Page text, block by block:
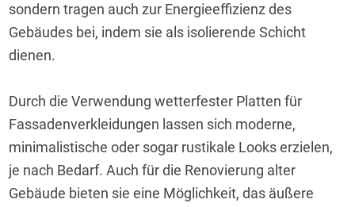
sondern tragen auch zur Energieeffizienz des
Gebäudes bei, indem sie als isolierende Schicht
dienen.
Durch die Verwendung wetterfester Platten für
Fassadenverkleidungen lassen sich moderne,
minimalistische oder sogar rustikale Looks erzielen,
je nach Bedarf. Auch für die Renovierung alter
Gebäude bieten sie eine Möglichkeit, das äußere